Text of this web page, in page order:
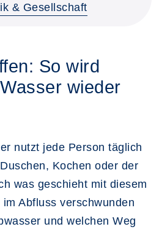
& Gesellschaft
So wird
wieder
nutzt jede Person täglich
Kochen oder der
was geschieht mit diesem
Abfluss verschwunden
und welchen Weg